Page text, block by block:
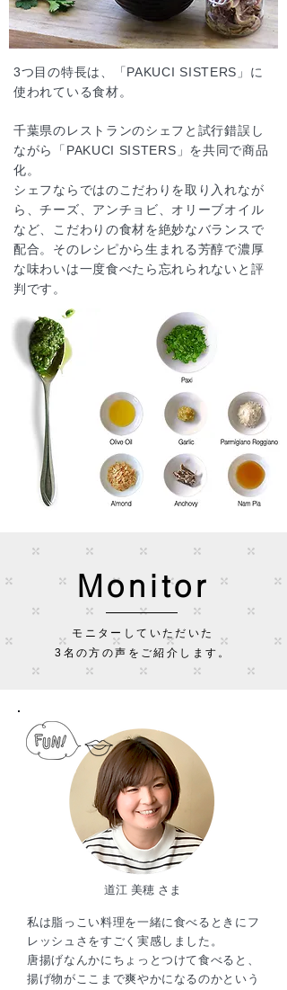
3つ目の特長は、 「PAKUCI SISTERS」 に
使われている食材。
千葉県のレストランのシェフと試行錯誤し
ながら「PAKUCI SISTERS」を共同で商品
化。
シェフならではのこだわりを取り入れなが
ら、チーズ、アンチョビ、オリーブオイル
など、こだわりの食材を絶妙なバランスで
配合。そのレシピから生まれる芳醇で濃厚
な味わいは一度食べたら忘れられないと評
判です。
Monitor
モニターしていただいた
3名の方の声をご紹介します。
道江 美穂 さま
私は脂っこい料理を一緒に食べるときにフ
レッシュさをすごく実感しました。
唐揚げなんかにちょっとつけて食べると、
揚げ物がここまで爽やかになるのかという